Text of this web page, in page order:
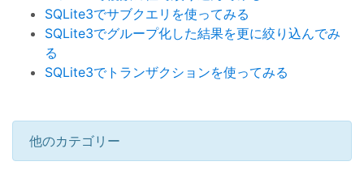
SQLite3でサブクエリを使ってみる
SQLite3でグループ化した結果を更に絞り込んでみ
る
SQLite3でトランザクションを使ってみる
他のカテゴリー